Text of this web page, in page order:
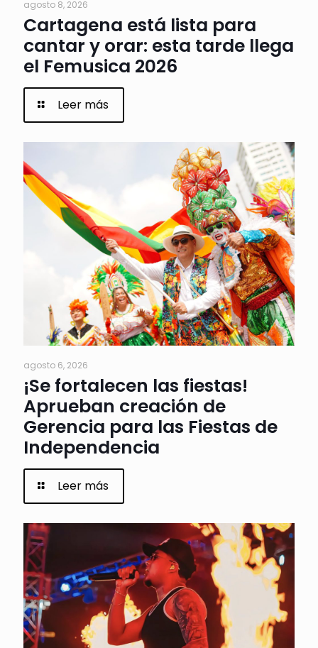
agosto 8, 2026
Cartagena está lista para
cantar y orar: esta tarde llega
el Femusica 2026
Leer más
agosto 6, 2026
¡Se fortalecen las fiestas!
Aprueban creación de
Gerencia para las Fiestas de
Independencia
Leer más